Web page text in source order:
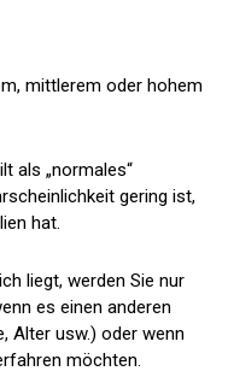
mittlerem oder hohem
als „normales“
gering ist,
hat.
liegt, werden Sie nur
es einen anderen
Alter usw.) oder wenn
möchten.